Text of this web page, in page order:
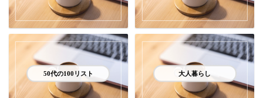
50代の100リスト 大人暮らし